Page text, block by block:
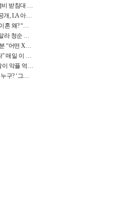
집 공개 유재석, 결혼사진 라면 냄비 받침대 되고 분노‥가족사진도 피해(놀뭐)[어제TV]
백윤식 손녀+정시아 딸 첫 유화 공개, LA 아트쇼→서울국제조각페스타 작가다운 수준급 실력
유혜리, 배우 이근희과 1년 반만 이혼 왜? “식칼 꽂고 의자 던져” 충격 폭로(특종)[어제TV]
임지연, 그림 같은 발리 배경? 뼈말라 청순 비키니 핏에 상대 안 되네
김성수, ♥박소윤 집 이불 폐기 처분 “어떤 X이랑 썼을지 몰라” 질투(신랑수업2)[어제TV]
44kg 송가인 “비가 오나 눈이 오나” 매일 이 운동, 허벅지 근육량 상승+체지방 감소
“연예인 걱정 NO” 김승현, 가난팔이 악플 억울할만‥아내+딸과 日 여행
재혼 강성연 ♥2살 연하 의사남편 누구? ‘그알’ 자문의에 훈남 비주얼 초엘리트 스펙 [종합]